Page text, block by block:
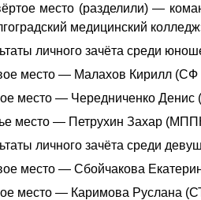
место (разделили) —
медицинский
личного зачёта среди
место — Малахов Кирилл (СФ
место — Чередниченко Денис
место — Петрухин Захар
личного зачёта среди
место — Сбойчакова
место — Каримова Руслана